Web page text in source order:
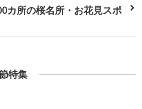
カ所の桜名所・お花見スポ
特集